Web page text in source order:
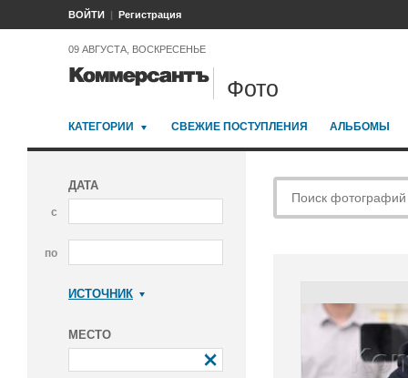
ВОЙТИ Регистрация
09 АВГУСТА, ВОСКРЕСЕНЬЕ
Фото
КАТЕГОРИИ СВЕЖИЕ ПОСТУПЛЕНИЯ АЛЬБОМЫ
ДАТА
с
по
ИСТОЧНИК
МЕСТО